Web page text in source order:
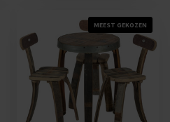
MEEST GEKOZEN